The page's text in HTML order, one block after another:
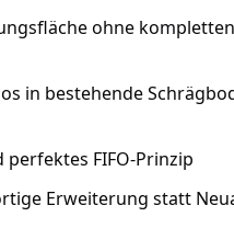
ohne kompletten
in bestehende
FIFO-Prinzip
Erweiterung statt